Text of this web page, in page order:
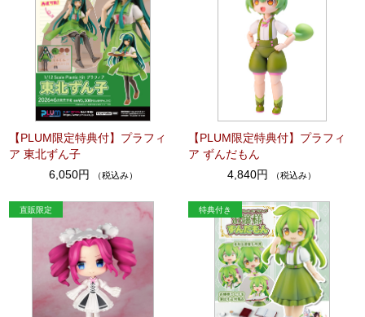
【PLUM限定特典付】プラフィ
ア 東北ずん子
6,050円
（税込み）
【PLUM限定特典付】プラフィ
ア ずんだもん
4,840円
（税込み）